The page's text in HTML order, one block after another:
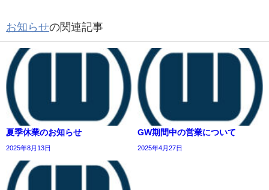
お知らせの関連記事
夏季休業のお知らせ
2025年8月13日
GW期間中の営業について
2025年4月27日